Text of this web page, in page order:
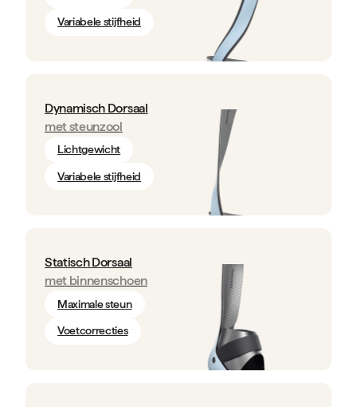
Variabele stijfheid
Dynamisch Dorsaal
met steunzool
Lichtgewicht
Variabele stijfheid
Statisch Dorsaal
met binnenschoen
Maximale steun
Voetcorrecties